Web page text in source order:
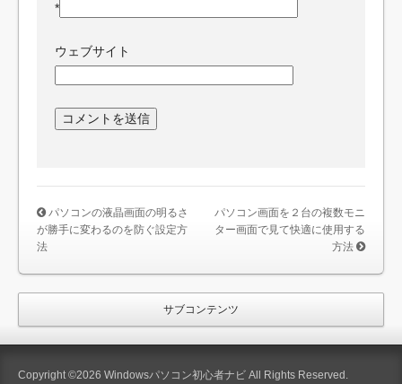
*
ウェブサイト
パソコンの液晶画面の明るさ
が勝手に変わるのを防ぐ設定方
法
パソコン画面を２台の複数モニ
ター画面で見て快適に使用する
方法
サブコンテンツ
Copyright ©2026 Windowsパソコン初心者ナビ All Rights Reserved.